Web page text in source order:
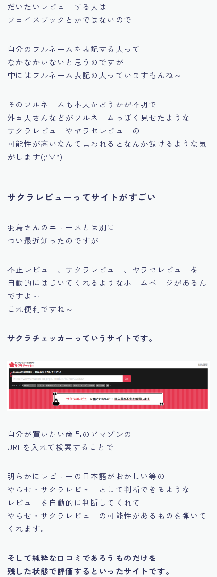
だいたいレビューする人は
フェイスブックとかではないので
自分のフルネームを表記する人って
なかなかいないと思うのですが
中にはフルネーム表記の人っていますもんね～
そのフルネームも本人かどうかが不明で
外国人さんなどがフルネームっぽく見せたような
サクラレビューやヤラセレビューの
可能性が高いなんて言われるとなんか頷けるような気
がします(;’∀’)
サクラレビューってサイトがすごい
羽鳥さんのニュースとは別に
つい最近知ったのですが
不正レビュー、サクラレビュー、ヤラセレビューを
自動的にはじいてくれるようなホームページがあるん
ですよ～
これ便利ですね～
サクラチェッカーっていうサイトです。
自分が買いたい商品のアマゾンの
URLを入れて検索することで
明らかにレビューの日本語がおかしい等の
やらせ・サクラレビューとして判断できるような
レビューを自動的に判断してくれて
やらせ・サクラレビューの可能性があるものを弾いて
くれます。
そして純粋な口コミであろうものだけを
残した状態で評価するといったサイトです。